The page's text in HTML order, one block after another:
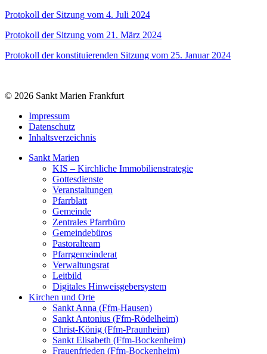
Protokoll der Sitzung vom 4. Juli 2024
Protokoll der Sitzung vom 21. März 2024
Protokoll der konstituierenden Sitzung vom 25. Januar 2024
© 2026 Sankt Marien Frankfurt
Impressum
Datenschutz
Inhaltsverzeichnis
Sankt Marien
KIS – Kirchliche Immobilienstrategie
Gottesdienste
Veranstaltungen
Pfarrblatt
Gemeinde
Zentrales Pfarrbüro
Gemeindebüros
Pastoralteam
Pfarrgemeinderat
Verwaltungsrat
Leitbild
Digitales Hinweisgebersystem
Kirchen und Orte
Sankt Anna (Ffm-Hausen)
Sankt Antonius (Ffm-Rödelheim)
Christ-König (Ffm-Praunheim)
Sankt Elisabeth (Ffm-Bockenheim)
Frauenfrieden (Ffm-Bockenheim)